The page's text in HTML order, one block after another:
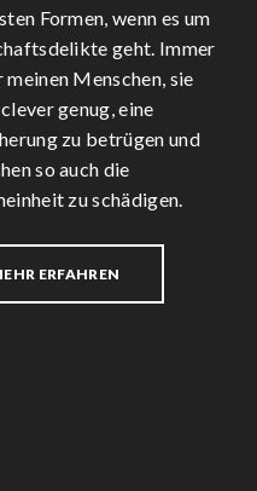
Formen, wenn es um
geht. Immer
meinen Menschen, sie
genug, eine
zu betrügen und
so auch die
zu schädigen.
ERFAHREN